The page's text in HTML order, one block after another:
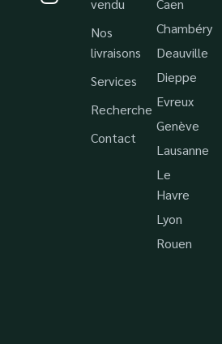
vendu
Nos
livraisons
Services
Recherche
Contact
Caen
Chambéry
Deauville
Dieppe
Evreux
Genève
Lausanne
Le
Havre
Lyon
Rouen